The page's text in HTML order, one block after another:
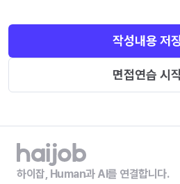
작성내용 저
면접연습 시
하이잡, Human과 AI를 연결합니다.